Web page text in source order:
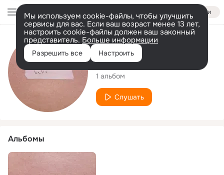
Войти
Мы используем cookie-файлы, чтобы улучшить
сервисы для вас. Если ваш возраст менее 13 лет,
настроить cookie-файлы должен ваш законный
представитель. Больше информации
Разрешить все Настроить
Исполнитель
Lemon Balm
1 альбом
Слушать
Альбомы